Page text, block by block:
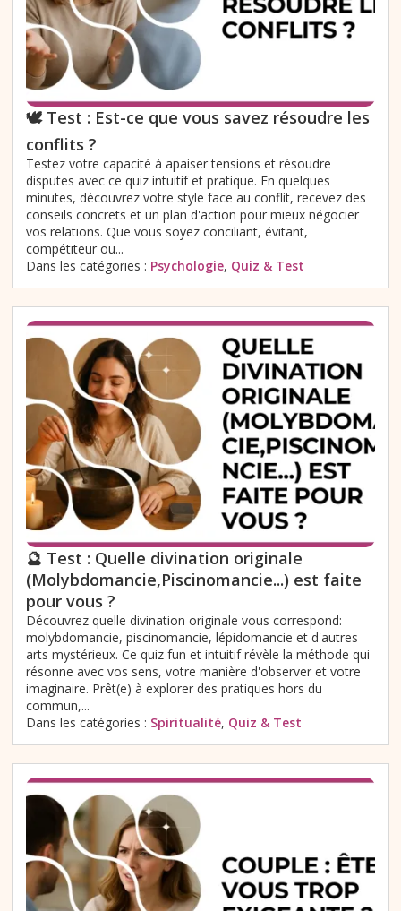
🕊️ Test : Est-ce que vous savez résoudre les
conflits ?
Testez votre capacité à apaiser tensions et résoudre
disputes avec ce quiz intuitif et pratique. En quelques
minutes, découvrez votre style face au conflit, recevez des
conseils concrets et un plan d'action pour mieux négocier
vos relations. Que vous soyez conciliant, évitant,
compétiteur ou...
Dans les catégories : Psychologie, Quiz & Test
🔮 Test : Quelle divination originale
(Molybdomancie,Piscinomancie...) est faite
pour vous ?
Découvrez quelle divination originale vous correspond:
molybdomancie, piscinomancie, lépidomancie et d'autres
arts mystérieux. Ce quiz fun et intuitif révèle la méthode qui
résonne avec vos sens, votre manière d'observer et votre
imaginaire. Prêt(e) à explorer des pratiques hors du
commun,...
Dans les catégories : Spiritualité, Quiz & Test